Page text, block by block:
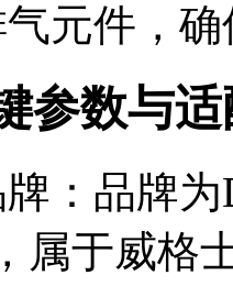
元件，
参数与
：品牌
属于威格